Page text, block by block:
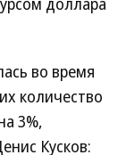
во время
количество
3%,
Кусков: